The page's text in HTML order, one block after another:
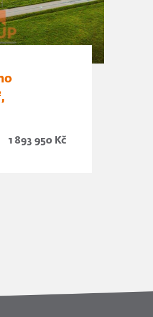
1 893 950 Kč